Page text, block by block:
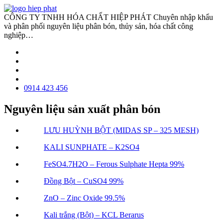
CÔNG TY TNHH HÓA CHẤT HIỆP PHÁT Chuyên nhập khẩu
và phân phối nguyên liệu phân bón, thủy sản, hóa chất công
nghiệp…
0914 423 456
Nguyên liệu sản xuất phân bón
LƯU HUỲNH BỘT (MIDAS SP – 325 MESH)
KALI SUNPHATE – K2SO4
FeSO4.7H2O – Ferous Sulphate Hepta 99%
Đồng Bột – CuSO4 99%
ZnO – Zinc Oxide 99.5%
Kali trắng (Bột) – KCL Berarus